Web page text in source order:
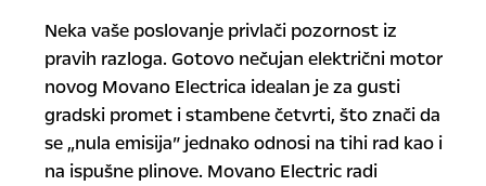
Neka vaše poslovanje privlači pozornost iz
pravih razloga. Gotovo nečujan električni motor
novog Movano Electrica idealan je za gusti
gradski promet i stambene četvrti, što znači da
se „nula emisija” jednako odnosi na tihi rad kao i
na ispušne plinove. Movano Electric radi